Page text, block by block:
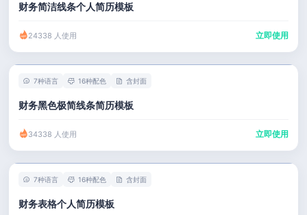
财务简洁线条个人简历模板
24338 人使用 立即使用
7种语言 16种配色 含封面
财务黑色极简线条简历模板
34338 人使用 立即使用
7种语言 16种配色 含封面
财务表格个人简历模板